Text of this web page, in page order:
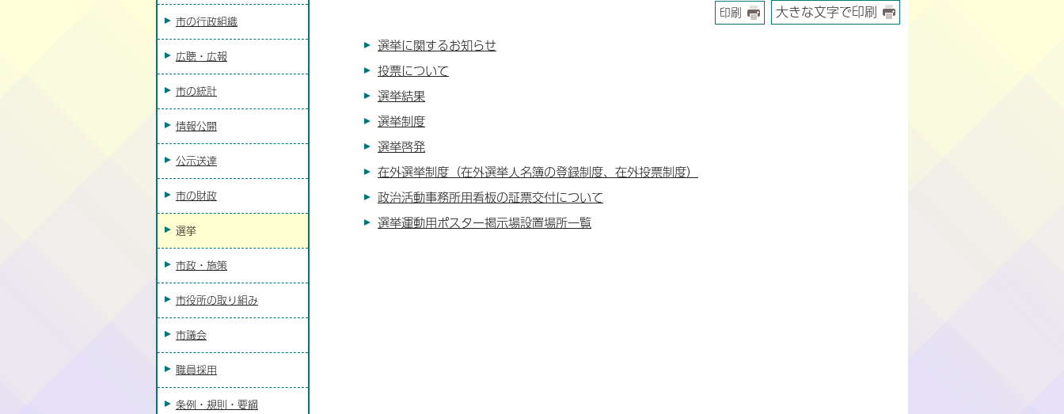
印刷
大きな文字で印刷
選挙に関するお知らせ
投票について
選挙結果
選挙制度
選挙啓発
在外選挙制度（在外選挙人名簿の登録制度、在外投票制度）
政治活動事務所用看板の証票交付について
選挙運動用ポスター掲示場設置場所一覧
市の行政組織
広聴・広報
市の統計
情報公開
公示送達
市の財政
選挙
市政・施策
市役所の取り組み
市議会
職員採用
条例・規則・要綱